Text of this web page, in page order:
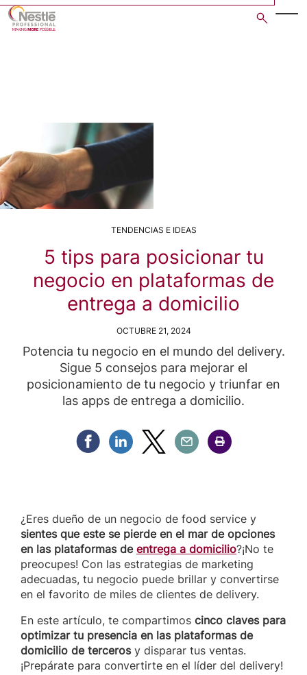
Skip
TENDENCIAS E IDEAS
5 tips para posicionar tu
negocio en plataformas de
entrega a domicilio
OCTUBRE 21, 2024
Potencia tu negocio en el mundo del delivery.
Sigue 5 consejos para mejorar el
posicionamiento de tu negocio y triunfar en
las apps de entrega a domicilio.
Compartir Facebook
Compartir Linkedin
Compartir Twitter
Compartir Email
Compartir Imprimir
¿Eres dueño de un negocio de food service y
sientes que este se pierde en el mar de opciones
en las plataformas de entrega a domicilio?¡No te
preocupes! Con las estrategias de marketing
adecuadas, tu negocio puede brillar y convertirse
en el favorito de miles de clientes de delivery.
En este artículo, te compartimos cinco claves para
optimizar tu presencia en las plataformas de
domicilio de tercerosy disparar tus ventas.
¡Prepárate para convertirte en el líder del delivery!